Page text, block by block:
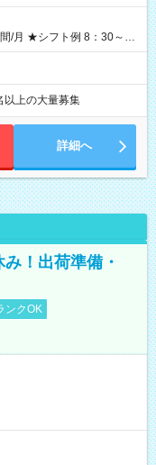
30～
以上の大量募集
詳細へ
！出荷準備・
ンクOK